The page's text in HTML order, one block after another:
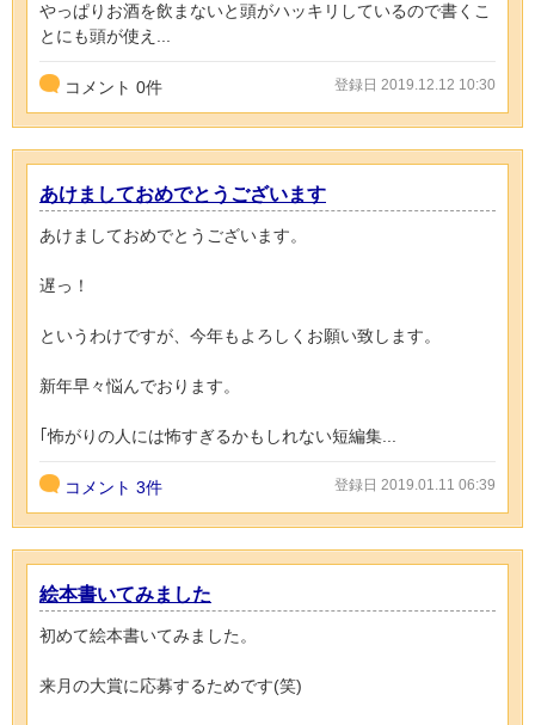
やっぱりお酒を飲まないと頭がハッキリしているので書くこ
とにも頭が使え...
コメント 0件 登録日 2019.12.12 10:30
あけましておめでとうございます
あけましておめでとうございます。
遅っ！
というわけですが、今年もよろしくお願い致します。
新年早々悩んでおります。
｢怖がりの人には怖すぎるかもしれない短編集...
コメント 3件 登録日 2019.01.11 06:39
絵本書いてみました
初めて絵本書いてみました。
来月の大賞に応募するためです(笑)